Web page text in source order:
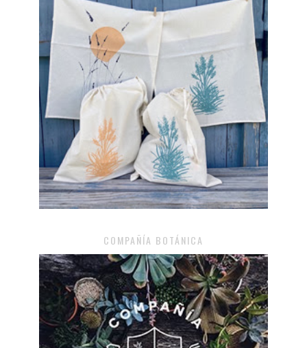
COMPAÑÍA BOTÁNICA